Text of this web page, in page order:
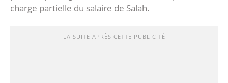
charge partielle du salaire de Salah.
LA SUITE APRÈS CETTE PUBLICITÉ